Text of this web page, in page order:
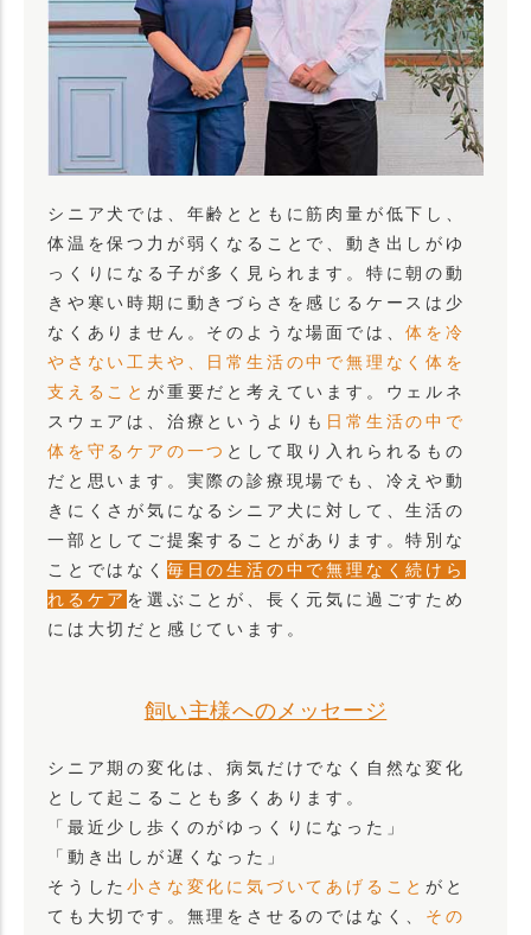
シニア犬では、年齢とともに筋肉量が低下し、
体温を保つ力が弱くなることで、動き出しがゆ
っくりになる子が多く見られます。特に朝の動
きや寒い時期に動きづらさを感じるケースは少
なくありません。そのような場面では、体を冷
やさない工夫や、日常生活の中で無理なく体を
支えること が重要だと考えています。ウェルネ
スウェアは、治療というよりも 日常生活の中で
体を守るケアの一つ として取り入れられるもの
だと思います。実際の診療現場でも、冷えや動
きにくさが気になるシニア犬に対して、生活の
一部としてご提案することがあります。特別な
ことではなく 毎日の生活の中で無理なく続けら
れるケア を選ぶことが、長く元気に過ごすため
には大切だと感じています。
飼い主様へのメッセージ
シニア期の変化は、病気だけでなく自然な変化
として起こることも多くあります。
「最近少し歩くのがゆっくりになった」
「動き出しが遅くなった」
そうした小さな変化に気づいてあげることがと
ても大切です。無理をさせるのではなく、 その